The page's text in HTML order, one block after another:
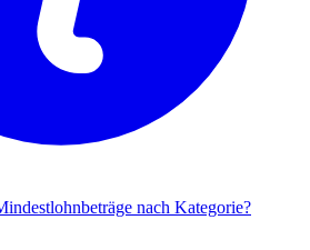
nach Kategorie?